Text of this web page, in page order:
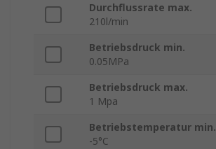
Durchflussrate max.
210l/min
Betriebsdruck min.
0.05MPa
Betriebsdruck max.
1 Mpa
Betriebstemperatur min.
-5°C